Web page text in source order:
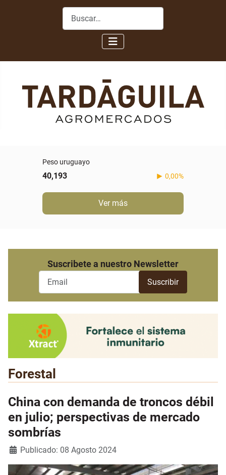
Buscar
Peso uruguayo
40,193 0,00%
Ver más
Suscribete a nuestro Newsletter
Forestal
China con demanda de troncos débil
en julio; perspectivas de mercado
sombrías
Detalles
Publicado: 08 Agosto 2024